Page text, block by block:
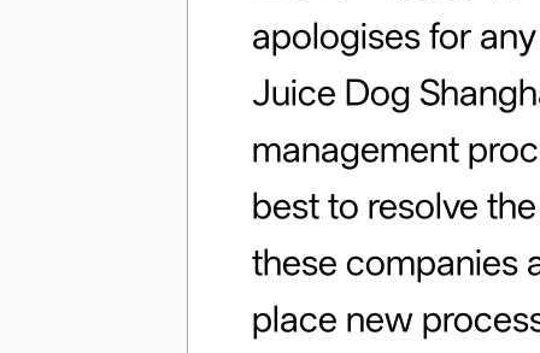
apologises for
Juice Dog
management
best to resolve
these companies
place new